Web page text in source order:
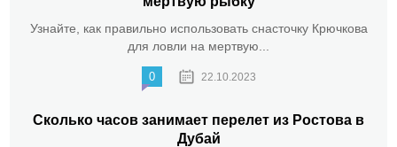
Узнайте, как правильно использовать снасточку Крючкова
для ловли на мертвую...
0 22.10.2023
Сколько часов занимает перелет из Ростова в
Дубай